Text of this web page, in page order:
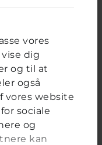
vores
dig
og til at
også
vores website
sociale
og
kan
og svar.
jeg skriver med,